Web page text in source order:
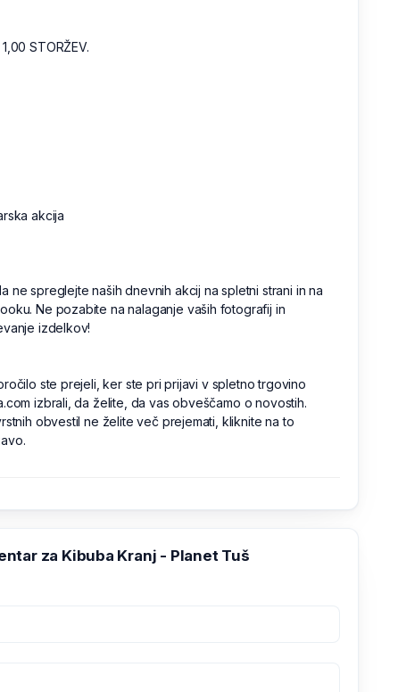
STORŽEV.
akcija
ne spreglejte naših dnevnih akcij na spletni strani in na
Ne pozabite na nalaganje vaših fotografij in
izdelkov!
ste prejeli, ker ste pri prijavi v spletno trgovino
izbrali, da želite, da vas obveščamo o novostih.
obvestil ne želite več prejemati, kliknite na to
za Kibuba Kranj - Planet Tuš